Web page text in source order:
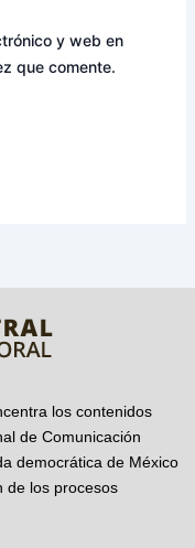
y web en
que comente.
los contenidos
de Comunicación
democrática de México
de los procesos